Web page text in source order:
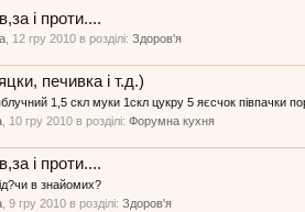
і проти....
12 гру 2010 в розділі: Здоров'я
печивка і т.д.)
1,5 скл муки 1скл цукру 5 яєсчок півпачки
10 гру 2010 в розділі: Форумна кухня
і проти....
в знайомих?
9 гру 2010 в розділі: Здоров'я